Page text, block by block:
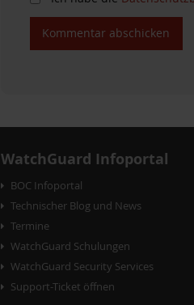
WatchGuard Infoportal
BOC Infoportal
Technischer Blog und News
Termine
WatchGuard Schulungen
WatchGuard Security Services
Support-Ticket öffnen